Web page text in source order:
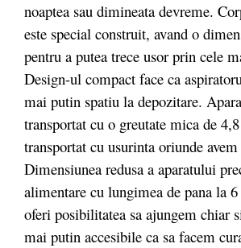
noaptea sau dimineata devreme.
este special construit, avand o
pentru a putea trece usor prin cele
Design-ul compact face ca
mai putin spatiu la depozitare.
transportat cu o greutate mica de
transportat cu usurinta oriunde
Dimensiunea redusa a aparatului
alimentare cu lungimea de pana la
oferi posibilitatea sa ajungem chiar
mai putin accesibile ca sa facem